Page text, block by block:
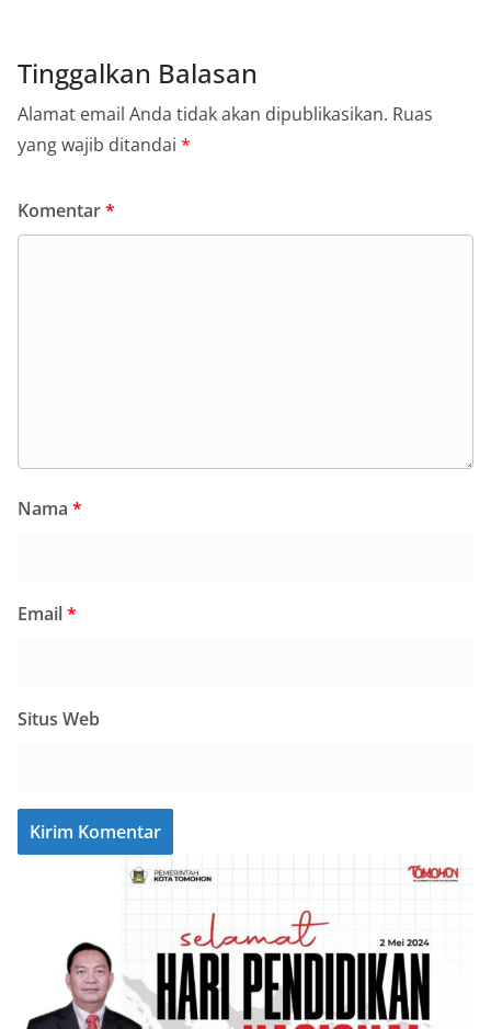
Tinggalkan Balasan
Alamat email Anda tidak akan dipublikasikan. Ruas
yang wajib ditandai *
Komentar*
Nama *
Email*
Situs Web